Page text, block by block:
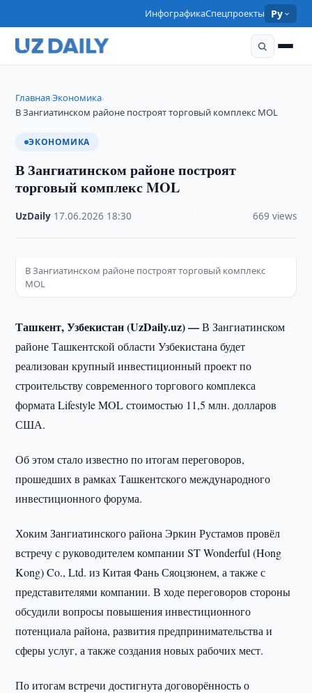
ИнфографикаСпецпроекты Ру
Главная›Экономика›
В Зангиатинском районе построят торговый комплекс MOL
ЭКОНОМИКА
В Зангиатинском районе построят
торговый комплекс MOL
UzDaily 17.06.2026 18:30 669 views
В Зангиатинском районе построят торговый комплекс
MOL
Ташкент, Узбекистан (UzDaily.uz) —В Зангиатинском
районе Ташкентской области Узбекистана будет
реализован крупный инвестиционный проект по
строительству современного торгового комплекса
формата Lifestyle MOL стоимостью 11,5 млн. долларов
США.
Об этом стало известно по итогам переговоров,
прошедших в рамках Ташкентского международного
инвестиционного форума.
Хоким Зангиатинского района Эркин Рустамов провёл
встречу с руководителем компании ST Wonderful (Hong
Kong) Co., Ltd. из Китая Фань Сяоцзюнем, а также с
представителями компании. В ходе переговоров стороны
обсудили вопросы повышения инвестиционного
потенциала района, развития предпринимательства и
сферы услуг, а также создания новых рабочих мест.
По итогам встречи достигнута договорённость о